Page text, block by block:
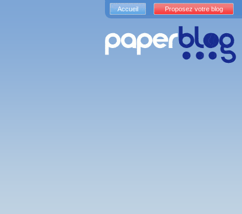
Accueil Proposez votre blog